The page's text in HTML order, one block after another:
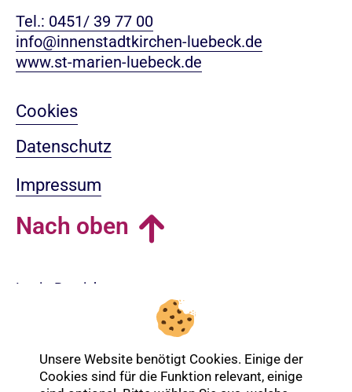
Tel.: 0451/ 39 77 00
info@innenstadtkirchen-luebeck.de
www.st-marien-luebeck.de
Cookies
Datenschutz
Impressum
Nach oben
Login-Bereich
Unsere Website benötigt Cookies. Einige der
Cookies sind für die Funktion relevant, einige